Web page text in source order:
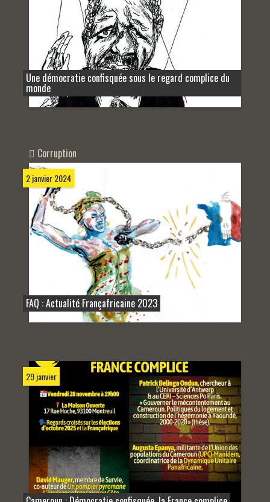
Une démocratie confisquée sous le regard complice du
monde
Corruption
2 janvier 2024
FAQ : Actualité Françafricaine 2023
29 janvier